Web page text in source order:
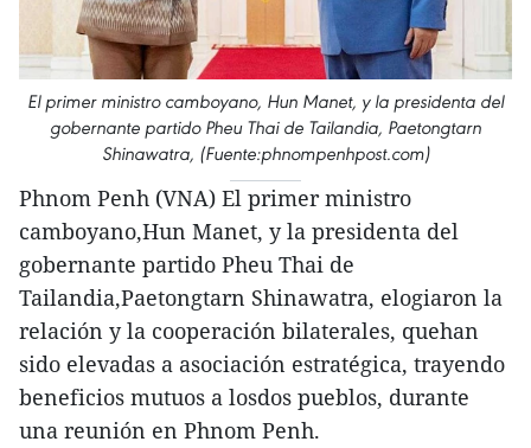
El primer ministro camboyano, Hun Manet, y la presidenta del
gobernante partido Pheu Thai de Tailandia, Paetongtarn
Shinawatra, (Fuente:phnompenhpost.com)
Phnom Penh (VNA) El primer ministro
camboyano,Hun Manet, y la presidenta del
gobernante partido Pheu Thai de
Tailandia,Paetongtarn Shinawatra, elogiaron la
relación y la cooperación bilaterales, quehan
sido elevadas a asociación estratégica, trayendo
beneficios mutuos a losdos pueblos, durante
una reunión en Phnom Penh.